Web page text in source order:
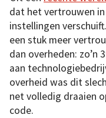
dat het vertrouwen
instellingen
een stuk meer
dan overheden: zo’n
aan
overheid was dit
net volledig draaien
code.